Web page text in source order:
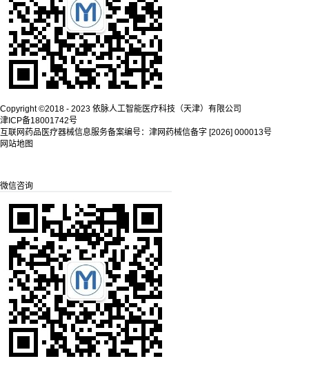
Copyright ©2018 - 2023 依脉人工智能医疗科技（天津）有限公司
津ICP备18001742号
互联网药品医疗器械信息服务备案编号：津网药械信备字 [2026] 000013号
网站地图
微信咨询